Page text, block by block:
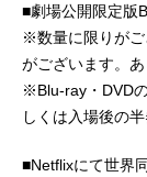
■劇場公開限定版
※数量に限りがご
がございます。あ
※Blu-ray・DVD
しくは入場後の
■Netflixにて世界